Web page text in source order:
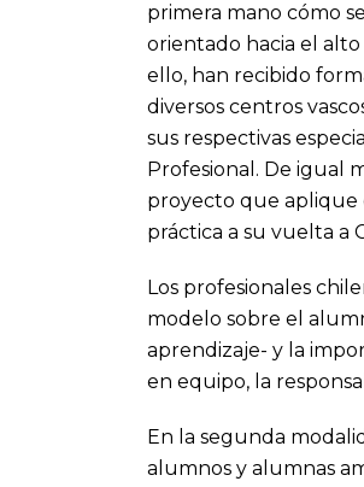
primera mano cómo
orientado hacia el
ello, han recibido
diversos centros
sus respectivas
Profesional. De igual
proyecto que aplique
práctica a su vuelta a
Los profesionales
modelo sobre el
aprendizaje- y la
en equipo, la
En la segunda
alumnos y alumnas